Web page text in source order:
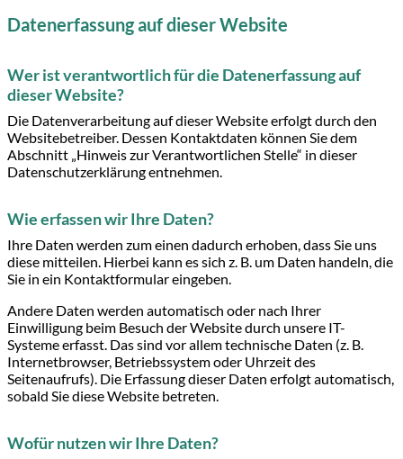
Datenerfassung auf dieser Website
Wer ist verantwortlich für die Datenerfassung auf
dieser Website?
Die Datenverarbeitung auf dieser Website erfolgt durch den
Websitebetreiber. Dessen Kontaktdaten können Sie dem
Abschnitt „Hinweis zur Verantwortlichen Stelle“ in dieser
Datenschutzerklärung entnehmen.
Wie erfassen wir Ihre Daten?
Ihre Daten werden zum einen dadurch erhoben, dass Sie uns
diese mitteilen. Hierbei kann es sich z. B. um Daten handeln, die
Sie in ein Kontaktformular eingeben.
Andere Daten werden automatisch oder nach Ihrer
Einwilligung beim Besuch der Website durch unsere IT-
Systeme erfasst. Das sind vor allem technische Daten (z. B.
Internetbrowser, Betriebssystem oder Uhrzeit des
Seitenaufrufs). Die Erfassung dieser Daten erfolgt automatisch,
sobald Sie diese Website betreten.
Wofür nutzen wir Ihre Daten?